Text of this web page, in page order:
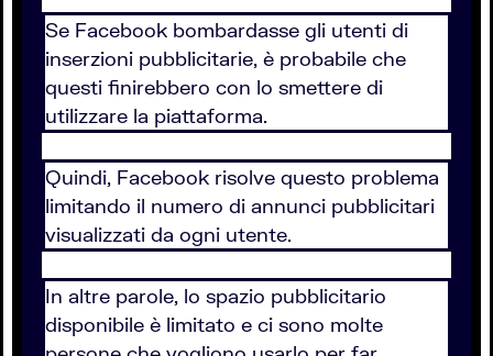
Se Facebook bombardasse gli utenti di
inserzioni pubblicitarie, è probabile che
questi finirebbero con lo smettere di
utilizzare la piattaforma.
Quindi, Facebook risolve questo problema
limitando il numero di annunci pubblicitari
visualizzati da ogni utente.
In altre parole, lo spazio pubblicitario
disponibile è limitato e ci sono molte